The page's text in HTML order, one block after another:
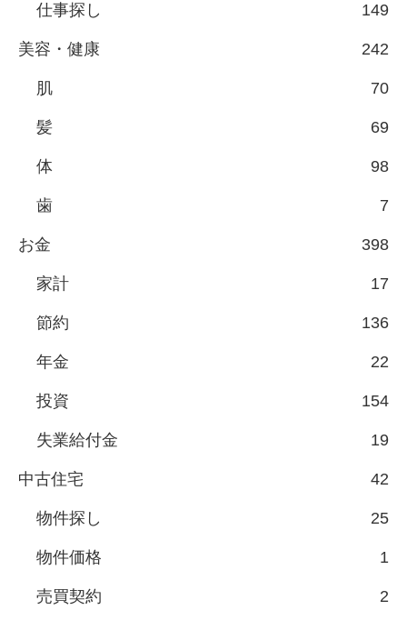
仕事探し 149
美容・健康 242
肌 70
髪 69
体 98
歯 7
お金 398
家計 17
節約 136
年金 22
投資 154
失業給付金 19
中古住宅 42
物件探し 25
物件価格 1
売買契約 2